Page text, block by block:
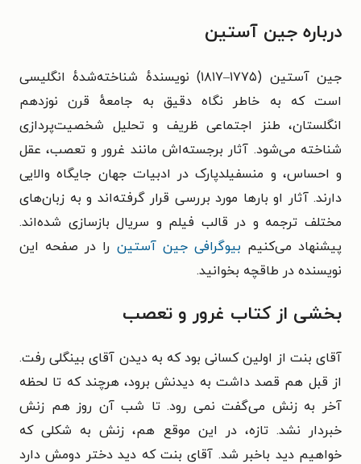
درباره جین آستین
جین آستین (۱۷۷۵–۱۸۱۷) نویسندهٔ شناخته‌شدهٔ انگلیسی
است که به خاطر نگاه دقیق به جامعهٔ قرن نوزدهم
انگلستان، طنز اجتماعی ظریف و تحلیل شخصیت‌پردازی
شناخته می‌شود. آثار برجسته‌اش مانند غرور و تعصب، عقل
و احساس، و منسفیلد‌پارک در ادبیات جهان جایگاه والایی
دارند. آثار او بارها مورد بررسی قرار گرفته‌اند و به زبان‌های
مختلف ترجمه و در قالب فیلم و سریال بازسازی شده‌اند.
پیشنهاد می‌کنیم بیوگرافی جین آستین را در صفحه این
نویسنده در طاقچه بخوانید.
بخشی از کتاب غرور و تعصب
آقای بنت از اولین کسانی بود که به دیدن آقای بینگلی رفت.
از قبل هم قصد داشت به دیدنش برود، هرچند که تا لحظه
آخر به زنش می‌گفت نمی رود. تا شب آن روز هم زنش
خبردار نشد. تازه، در این موقع هم، زنش به شکلی که
خواهیم دید باخبر شد. آقای بنت که دید دختر دومش دارد